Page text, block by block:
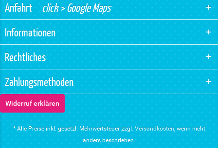
Anfahrtclick > Google Maps
Informationen
Rechtliches
Zahlungsmethoden
Widerruf erklären
* Alle Preise inkl. gesetzl. Mehrwertsteuer zzgl. Versandkosten, wenn nicht
anders beschrieben.